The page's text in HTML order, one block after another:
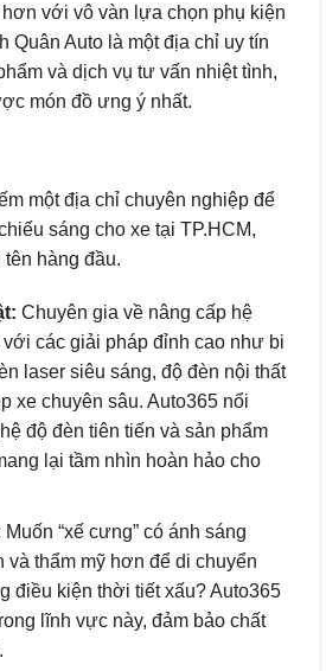
với vô vàn lựa chọn phụ kiện
Quân Auto là một địa chỉ uy tín
và dịch vụ tư vấn nhiệt tình,
món đồ ưng ý nhất.
một địa chỉ chuyên nghiệp để
sáng cho xe tại TP.HCM,
hàng đầu.
Chuyên gia về nâng cấp hệ
các giải pháp đỉnh cao như bi
laser siêu sáng, độ đèn nội thất
xe chuyên sâu. Auto365 nổi
độ đèn tiên tiến và sản phẩm
lại tầm nhìn hoàn hảo cho
Muốn “xế cưng” có ánh sáng
và thẩm mỹ hơn để di chuyển
điều kiện thời tiết xấu? Auto365
lĩnh vực này, đảm bảo chất